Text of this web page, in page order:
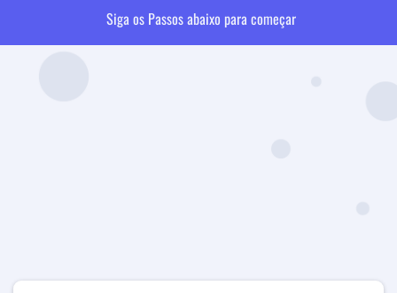
Siga os Passos abaixo para começar